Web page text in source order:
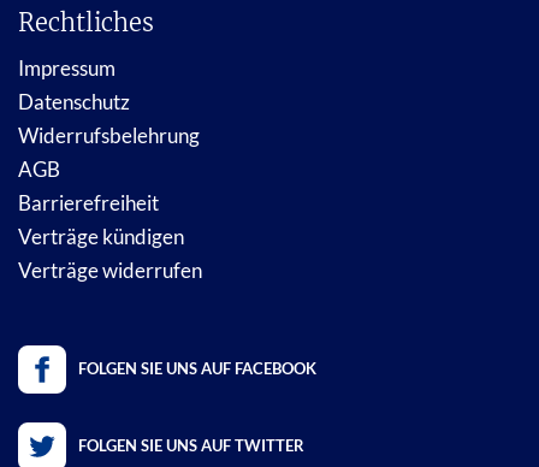
Rechtliches
Impressum
Datenschutz
Widerrufsbelehrung
AGB
Barrierefreiheit
Verträge kündigen
Verträge widerrufen
FOLGEN SIE UNS AUF FACEBOOK
FOLGEN SIE UNS AUF TWITTER